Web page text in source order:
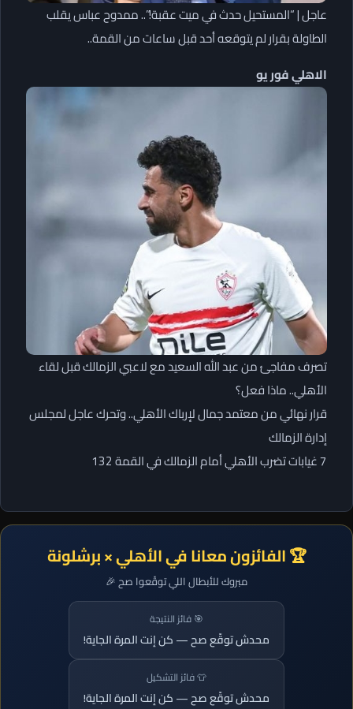
عاجل | “المستحيل حدث في ميت عقبة!”.. ممدوح عباس يقلب
الطاولة بقرار لم يتوقعه أحد قبل ساعات من القمة..
الاهلي فور يو
تصرف مفاجئ من عبد الله السعيد مع لاعبي الزمالك قبل لقاء
الأهلي.. ماذا فعل؟
قرار نهائي من معتمد جمال لإرباك الأهلي.. وتحرك عاجل لمجلس
إدارة الزمالك
7 غيابات تضرب الأهلي أمام الزمالك في القمة 132
🏆 الفائزون معانا في الأهلي × برشلونة
مبروك للأبطال اللي توقّعوا صح 🎉
🎯 فائز النتيجة
محدش توقّع صح — كن إنت المرة الجاية!
👕 فائز التشكيل
محدش توقّع صح — كن إنت المرة الجاية!